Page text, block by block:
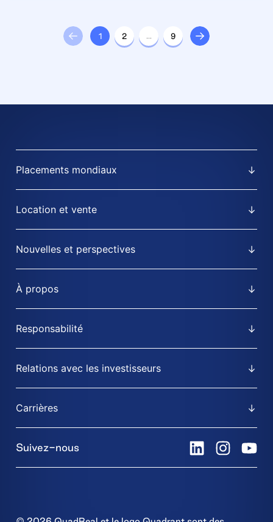
1 2 … 9
Placements mondiaux
Location et vente
Nouvelles et perspectives
À propos
Responsabilité
Relations avec les investisseurs
Carrières
Suivez-nous